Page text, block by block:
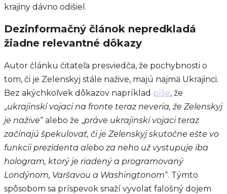
krajiny dávno odišiel.
Dezinformačný článok nepredkladá
žiadne relevantné dôkazy
Autor článku čitateľa presviedča, že pochybnosti o
tom, či je Zelenskyj stále nažive, majú najmä Ukrajinci.
Bez akýchkoľvek dôkazov napríklad píše, že
„ukrajinskí vojaci na fronte teraz neveria, že Zelenskyj
je nažive“ alebo že „práve ukrajinskí vojaci teraz
začínajú špekulovať, či je Zelenskyj skutočne ešte vo
funkcii prezidenta alebo za neho už vystupuje iba
hologram, ktorý je riadený a programovaný
Londýnom, Varšavou a Washingtonom“. Týmto
spôsobom sa príspevok snaží vyvolať falošný dojem